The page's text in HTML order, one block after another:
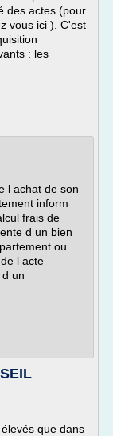
des actes (pour
vous ici ). C'est
: les
l achat de son
inform
frais de
d un bien
ou
l acte
un
que dans